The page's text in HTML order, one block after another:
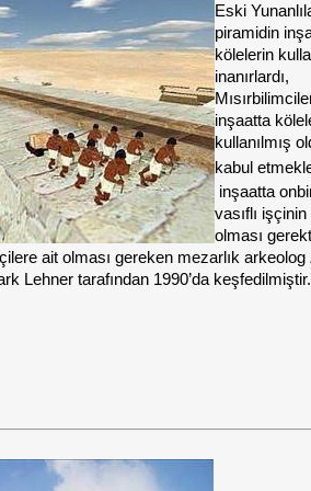
Eski
piramidin
kölelerin
inanırlardı,
inşaatta
kullanılmış
kabul
inşaatta
vasıflı işçinin
olması
ait olması gereken mezarlık arkeolog
Lehner tarafından 1990’da keşfedilmiştir.